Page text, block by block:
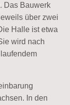
Das Bauwerk
über zwei
Halle ist etwa
wird nach
In den